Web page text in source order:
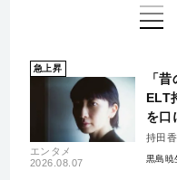
急上昇
エンタメ
2026.08.07
「
ELT
を口
持田
黒島暁